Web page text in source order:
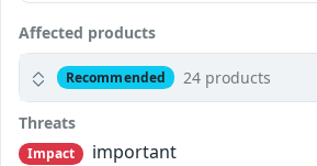
Affected products
Recommended 24 products
Threats
Impact
important